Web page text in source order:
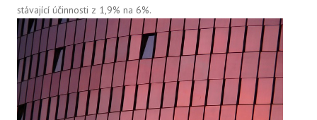
stávající účinnosti z 1,9% na 6%.